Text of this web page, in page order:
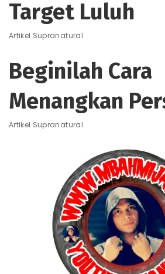
Target Luluh
Artikel Supranatural
Beginilah Cara
Menangkan
Artikel Supranatural